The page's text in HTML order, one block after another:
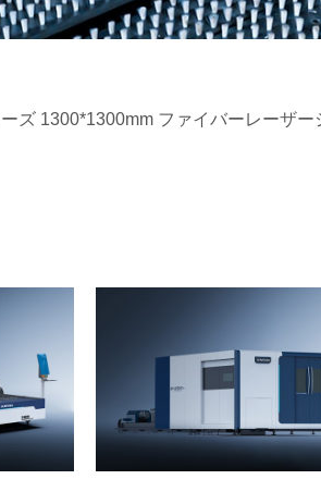
ズ 1300*1300mm ファイバーレーザー